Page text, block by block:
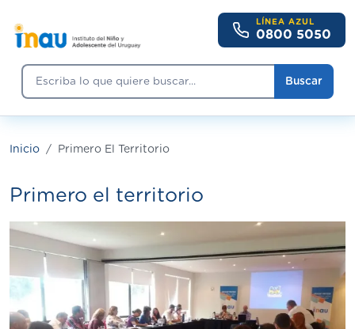
Buscar
Buscar
LÍNEA AZUL
0800 5050
Inicio Primero El Territorio
Primero el territorio
Imagen